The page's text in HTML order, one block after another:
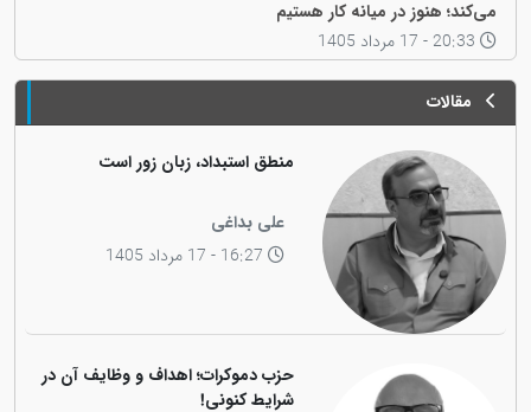
می‌کند؛ هنوز در میانه کار هستیم
مقالات
منطق استبداد، زبان زور است
علی بداغی
حزب دموکرات؛ اهداف و وظایف آن در
شرایط کنونی!